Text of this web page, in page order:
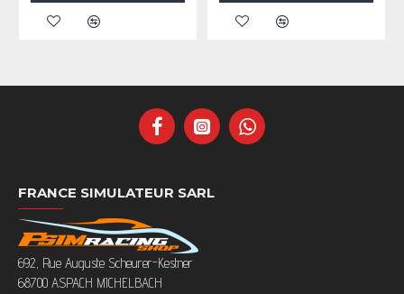
FRANCE SIMULATEUR SARL
692, Rue Auguste Scheurer-Kestner
68700 ASPACH MICHELBACH